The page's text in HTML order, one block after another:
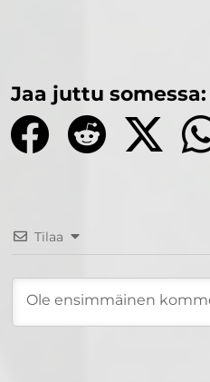
Jaa juttu somessa:
Tilaa